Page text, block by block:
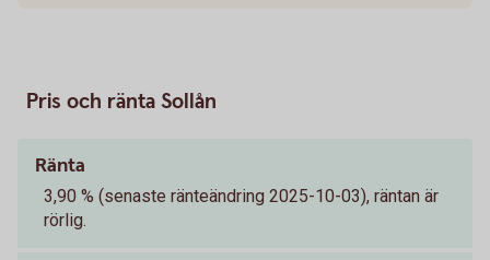
Pris och ränta Sollån
Ränta
3,90 % (senaste ränteändring 2025-10-03), räntan är
rörlig.